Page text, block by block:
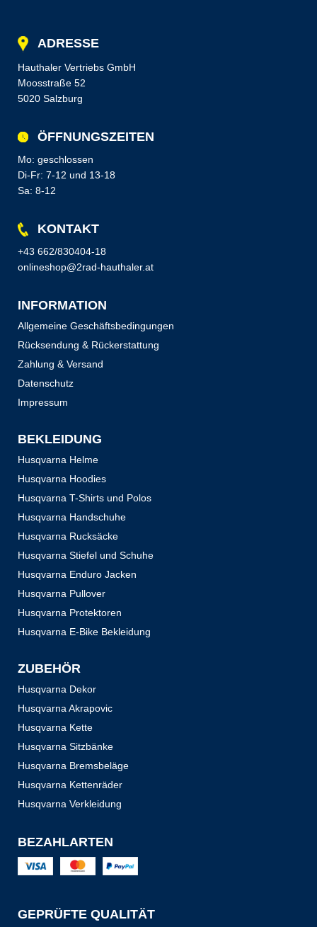
ADRESSE
Hauthaler Vertriebs GmbH
Moosstraße 52
5020 Salzburg
ÖFFNUNGSZEITEN
Mo: geschlossen
Di-Fr: 7-12 und 13-18
Sa: 8-12
KONTAKT
+43 662/830404-18
onlineshop@2rad-hauthaler.at
INFORMATION
Allgemeine Geschäftsbedingungen
Rücksendung & Rückerstattung
Zahlung & Versand
Datenschutz
Impressum
BEKLEIDUNG
Husqvarna Helme
Husqvarna Hoodies
Husqvarna T-Shirts und Polos
Husqvarna Handschuhe
Husqvarna Rucksäcke
Husqvarna Stiefel und Schuhe
Husqvarna Enduro Jacken
Husqvarna Pullover
Husqvarna Protektoren
Husqvarna E-Bike Bekleidung
ZUBEHÖR
Husqvarna Dekor
Husqvarna Akrapovic
Husqvarna Kette
Husqvarna Sitzbänke
Husqvarna Bremsbeläge
Husqvarna Kettenräder
Husqvarna Verkleidung
BEZAHLARTEN
GEPRÜFTE QUALITÄT